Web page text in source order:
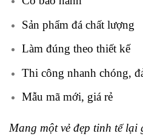
Sản phẩm đá chất lượng
Làm đúng theo thiết kế
Thi công nhanh chóng,
Mẫu mã mới, giá rẻ
Mang một vẻ đẹp tinh tế lại